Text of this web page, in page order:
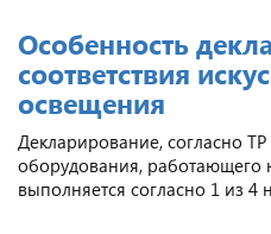
Особенность
соответствия
освещения
Декларирование, согласно
оборудования, работающего
выполняется согласно 1 из